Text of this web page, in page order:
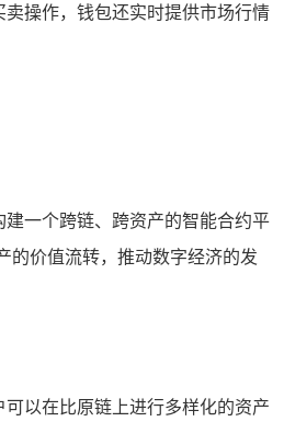
操作，钱包还实时提供市场行情
一个跨链、跨资产的智能合约平
的价值流转，推动数字经济的发
以在比原链上进行多样化的资产